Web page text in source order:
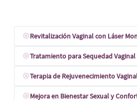
Revitalización Vaginal con Láser
Tratamiento para Sequedad
Terapia de Rejuvenecimiento
Mejora en Bienestar Sexual y